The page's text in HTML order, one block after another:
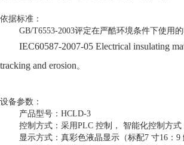
依据标准：
GB/T6553-2003评定在严酷环境条件下使用
IEC60587-2007-05 Electrical insulating
tracking and erosion。
设备参数：
产品型号： HCLD-3
控制方式：采用PLC 控制， 智能化控制方式
显示方式：真彩色液晶显示（标配7 寸16：9